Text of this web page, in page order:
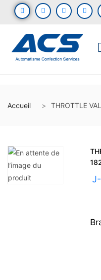
Accueil THROTTLE
UGS :